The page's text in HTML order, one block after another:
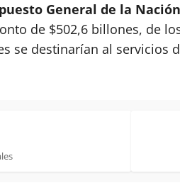
General de la Nación
de $502,6 billones, de
se destinarían al servicios